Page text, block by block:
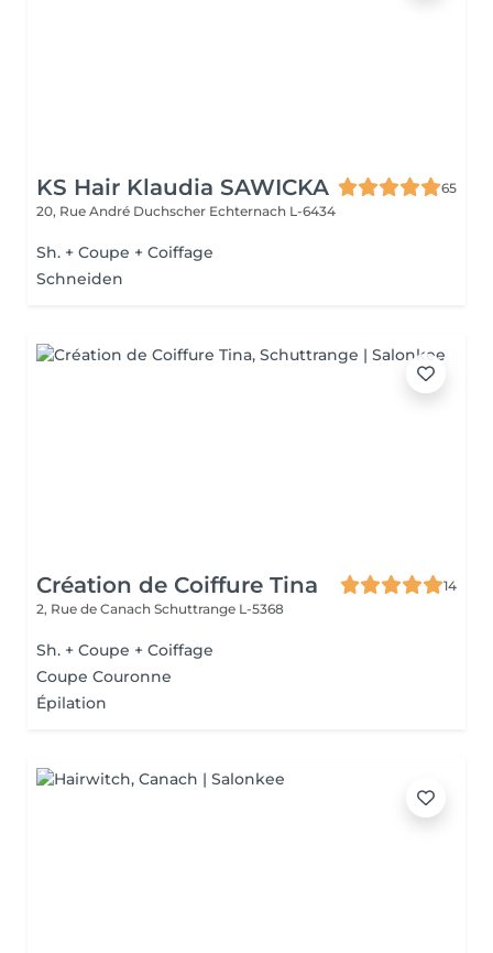
KS Hair Klaudia SAWICKA
65
20, Rue André Duchscher Echternach L-6434
Sh. + Coupe + Coiffage
Schneiden
Création de Coiffure Tina
14
2, Rue de Canach Schuttrange L-5368
Sh. + Coupe + Coiffage
Coupe Couronne
Épilation